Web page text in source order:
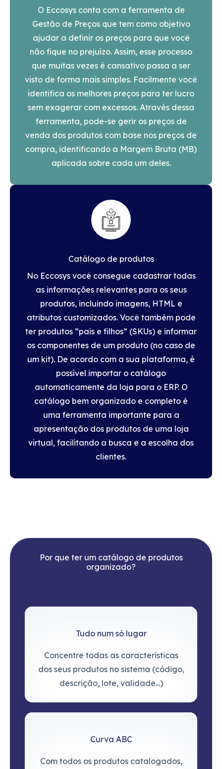
O Eccosys conta com a ferramenta de
Gestão de Preços que tem como objetivo
ajudar a definir os preços para que você
não fique no prejuízo. Assim, esse processo
que muitas vezes é cansativo passa a ser
visto de forma mais simples. Facilmente você
identifica os melhores preços para ter lucro
sem exagerar com excessos. Através dessa
ferramenta, pode-se gerir os preços de
venda dos produtos com base nos preços de
compra, identificando a Margem Bruta (MB)
aplicada sobre cada um deles.
Catálogo de produtos
No Eccosys você consegue cadastrar todas
as informações relevantes para os seus
produtos, incluindo imagens, HTML e
atributos customizados. Você também pode
ter produtos “pais e filhos” (SKUs) e informar
os componentes de um produto (no caso de
um kit). De acordo com a sua plataforma, é
possível importar o catálogo
automaticamente da loja para o ERP. O
catálogo bem organizado e completo é
uma ferramenta importante para a
apresentação dos produtos de uma loja
virtual, facilitando a busca e a escolha dos
clientes.
Por que ter um catálogo de produtos
organizado?
Tudo num só lugar
Concentre todas as características
dos seus produtos no sistema (código,
descrição, lote, validade...)
Curva ABC
Com todos os produtos catalogados,